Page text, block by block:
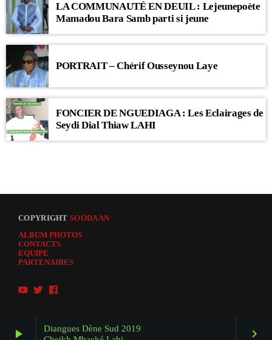
play_arrow
Diangues Dène Sud 2019
keyboard_arrow_right
LA COMMUNAUTÉ EN DEUIL : Lejeunepoète
Mamadou Bara Samb parti si jeune
PORTRAIT – Chérif Ousseynou Laye
FONCIER DE NGUEDIAGA : Les Eclairages de
Seydi Dial Thiaw LAHI
COPYRIGHTSOODAAN
ALBUM PHOTOS
CONTACTS
EQUIPE
PARTENAIRES